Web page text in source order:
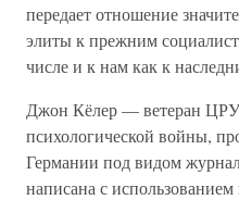
передает отношение
элиты к прежним
числе и к нам как к
Джон Кёлер — ветеран
психологической войны,
Германии под видом
написана с использованием